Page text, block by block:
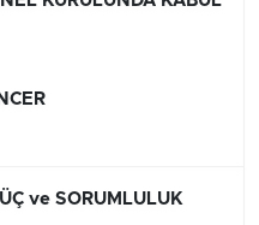
ve SORUMLULUK